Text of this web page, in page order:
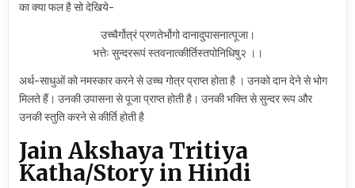
का क्या फल है सो देखिये-
उच्चैर्गोत्रं प्रणतेर्भोगो दानादुपासनात्पूजा।
भत्तेः सुन्दररूपं स्तवनात्कीर्तिस्तपोनिधिषु२ ।।
अर्थ-साधुओं को नमस्कार करने से उच्च गोत्र प्राप्त होता है । उनको दान देने से भोग
मिलते हैं। उनकी उपासना से पूजा प्राप्त होती है। उनकी भक्ति से सुन्दर रूप और
उनकी स्तुति करने से कीर्ति होती है
Jain Akshaya Tritiya
Katha/Story in Hindi